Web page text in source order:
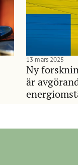
Ny
är
13 mars 2025